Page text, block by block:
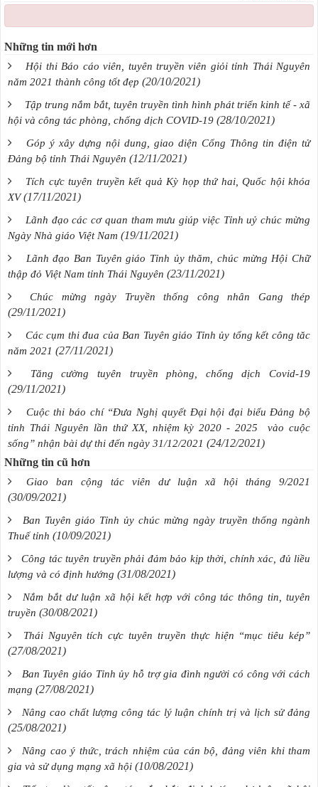
Những tin mới hơn
Hội thi Báo cáo viên, tuyên truyền viên giỏi tỉnh Thái Nguyên
năm 2021 thành công tốt đẹp (20/10/2021)
Tập trung nắm bắt, tuyên truyền tình hình phát triển kinh tế - xã
hội và công tác phòng, chống dịch COVID-19 (28/10/2021)
Góp ý xây dựng nội dung, giao diện Cổng Thông tin điện tử
Đảng bộ tỉnh Thái Nguyên (12/11/2021)
Tích cực tuyên truyền kết quả Kỳ họp thứ hai, Quốc hội khóa
XV (17/11/2021)
Lãnh đạo các cơ quan tham mưu giúp việc Tỉnh uỷ chúc mừng
Ngày Nhà giáo Việt Nam (19/11/2021)
Lãnh đạo Ban Tuyên giáo Tỉnh ủy thăm, chúc mừng Hội Chữ
thập đỏ Việt Nam tỉnh Thái Nguyên (23/11/2021)
Chúc mừng ngày Truyền thống công nhân Gang thép
(29/11/2021)
Các cụm thi đua của Ban Tuyên giáo Tỉnh ủy tổng kết công tăc
năm 2021 (27/11/2021)
Tăng cường tuyên truyền phòng, chống dịch Covid-19
(29/11/2021)
Cuộc thi báo chí “Đưa Nghị quyết Đại hội đại biểu Đảng bộ
tỉnh Thái Nguyên lần thứ XX, nhiệm kỳ 2020 - 2025 vào cuộc
sống” nhận bài dự thi đến ngày 31/12/2021 (24/12/2021)
Những tin cũ hơn
Giao ban cộng tác viên dư luận xã hội tháng 9/2021
(30/09/2021)
Ban Tuyên giáo Tỉnh ủy chúc mừng ngày truyền thống ngành
Thuế tỉnh (10/09/2021)
Công tác tuyên truyền phải đảm bảo kịp thời, chính xác, đủ liều
lượng và có định hướng (31/08/2021)
Nắm bắt dư luận xã hội kết hợp với công tác thông tin, tuyên
truyền (30/08/2021)
Thái Nguyên tích cực tuyên truyền thực hiện “mục tiêu kép”
(27/08/2021)
Ban Tuyên giáo Tỉnh ủy hỗ trợ gia đình người có công với cách
mạng (27/08/2021)
Nâng cao chất lượng công tác lý luận chính trị và lịch sử đảng
(25/08/2021)
Nâng cao ý thức, trách nhiệm của cán bộ, đảng viên khi tham
gia và sử dụng mạng xã hội (10/08/2021)